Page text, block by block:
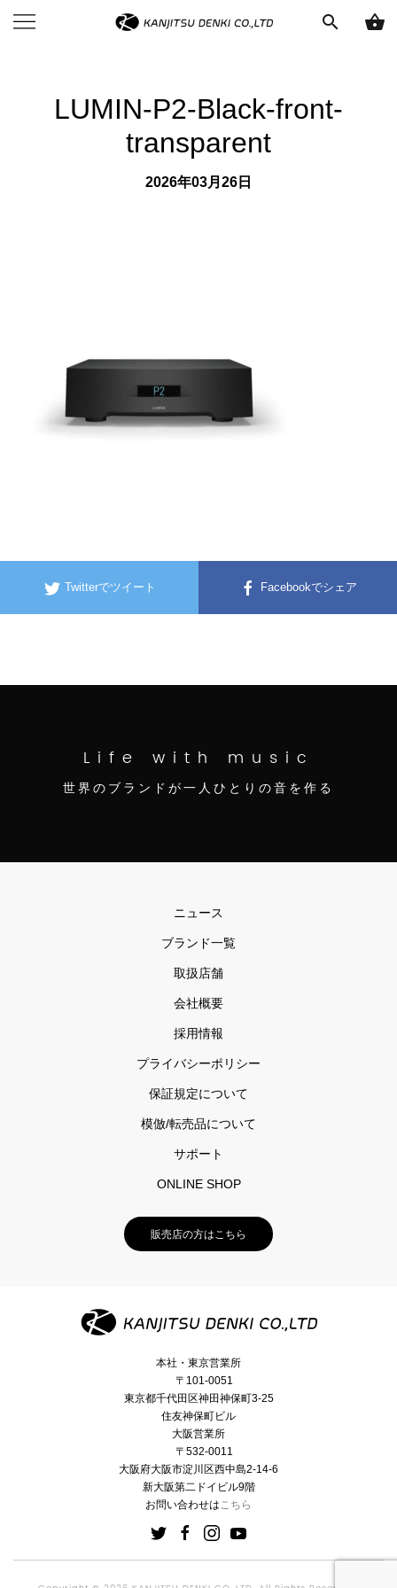
search shopping_basket
LUMIN-P2-Black-front-
transparent
2026年03月26日
Twitterでツイート Facebookでシェア
Life with music
世界のブランドが一人ひとりの音を作る
ニュース
ブランド一覧
取扱店舗
会社概要
採用情報
プライバシーポリシー
保証規定について
模倣/転売品について
サポート
ONLINE SHOP
販売店の方はこちら
本社・東京営業所
〒101-0051
東京都千代田区神田神保町3-25
住友神保町ビル
大阪営業所
〒532-0011
大阪府大阪市淀川区西中島2-14-6
新大阪第二ドイビル9階
お問い合わせはこちら